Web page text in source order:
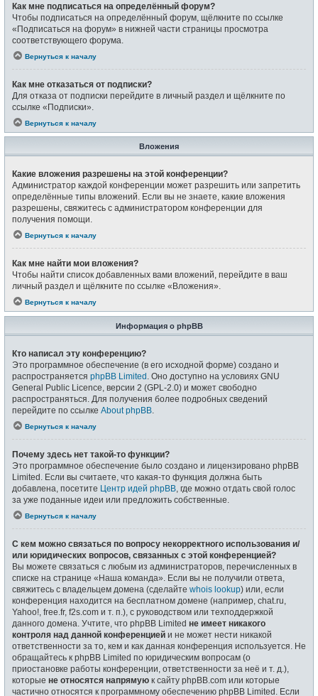
Как мне подписаться на определённый форум?
Чтобы подписаться на определённый форум, щёлкните по ссылке
«Подписаться на форум» в нижней части страницы просмотра
соответствующего форума.
Вернуться к началу
Как мне отказаться от подписки?
Для отказа от подписки перейдите в личный раздел и щёлкните по
ссылке «Подписки».
Вернуться к началу
Вложения
Какие вложения разрешены на этой конференции?
Администратор каждой конференции может разрешить или запретить
определённые типы вложений. Если вы не знаете, какие вложения
разрешены, свяжитесь с администратором конференции для
получения помощи.
Вернуться к началу
Как мне найти мои вложения?
Чтобы найти список добавленных вами вложений, перейдите в ваш
личный раздел и щёлкните по ссылке «Вложения».
Вернуться к началу
Информация о phpBB
Кто написал эту конференцию?
Это программное обеспечение (в его исходной форме) создано и
распространяется phpBB Limited . Оно доступно на условиях GNU
General Public Licence, версии 2 (GPL-2.0) и может свободно
распространяться. Для получения более подробных сведений
перейдите по ссылке About phpBB
Вернуться к началу
Почему здесь нет такой-то функции?
Это программное обеспечение было создано и лицензировано phpBB
Limited. Если вы считаете, что какая-то функция должна быть
добавлена, посетите Центр идей phpBB , где можно отдать свой голос
за уже поданные идеи или предложить собственные.
Вернуться к началу
С кем можно связаться по вопросу некорректного использования и/
или юридических вопросов, связанных с этой конференцией?
Вы можете связаться с любым из администраторов, перечисленных в
списке на странице «Наша команда». Если вы не получили ответа,
свяжитесь с владельцем домена (сделайте whois lookup) или, если
конференция находится на бесплатном домене (например, chat.ru,
Yahoo!, free.fr, f2s.com и т. п.), с руководством или техподдержкой
данного домена. Учтите, что phpBB Limited не имеет никакого
контроля над данной конференцией и не может нести никакой
ответственности за то, кем и как данная конференция используется. Не
обращайтесь к phpBB Limited по юридическим вопросам (о
приостановке работы конференции, ответственности за неё и т. д.),
которые не относятся напрямую к сайту phpBB.com или которые
частично относятся к программному обеспечению phpBB Limited. Если